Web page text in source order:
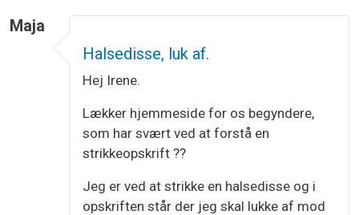
Maja
Halsedisse, luk af.
Hej Irene.
Lækker hjemmeside for os begyndere,
som har svært ved at forstå en
strikkeopskrift ??
Jeg er ved at strikke en halsedisse og i
opskriften står der jeg skal lukke af mod